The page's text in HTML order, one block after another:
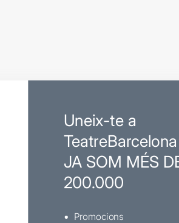
Uneix-te a
TeatreBarcelona
JA SOM MÉS
200.000
Promocions